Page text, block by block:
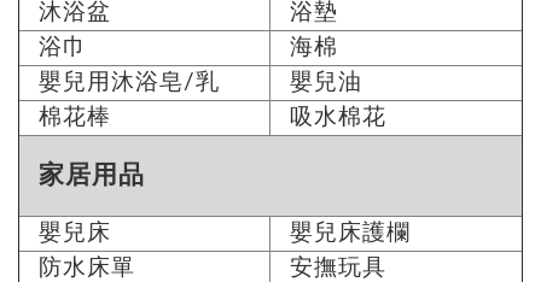
沐浴盆
浴墊
浴巾
海棉
嬰兒用沐浴皂/乳
嬰兒油
棉花棒
吸水棉花
家居用品
嬰兒床
嬰兒床護欄
防水床單
安撫玩具